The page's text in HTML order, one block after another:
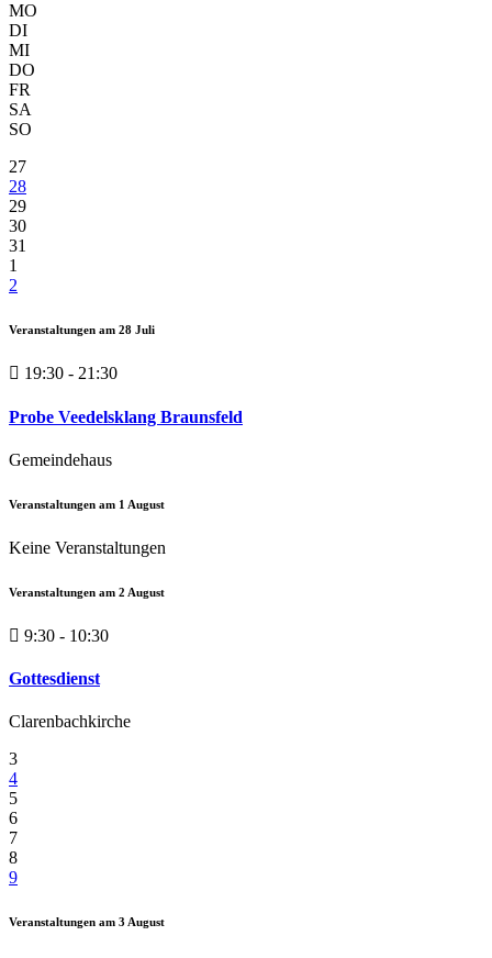
MO
DI
MI
DO
FR
SA
SO
27
28
29
30
31
1
2
Veranstaltungen am 28 Juli
19:30 - 21:30
Probe Veedelsklang Braunsfeld
Gemeindehaus
Veranstaltungen am 1 August
Keine Veranstaltungen
Veranstaltungen am 2 August
9:30 - 10:30
Gottesdienst
Clarenbachkirche
3
4
5
6
7
8
9
Veranstaltungen am 3 August